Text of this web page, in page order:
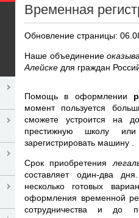
Временная
Обновление страницы:
Наше объединение
Алейске для граждан
Помощь в оформлении
момент пользуется
сможете устроится на
престижную школу
зарегистрировать машину .
Срок приобретения
составляет один-два
несколько готовых
оформления временной
сотрудничества и до